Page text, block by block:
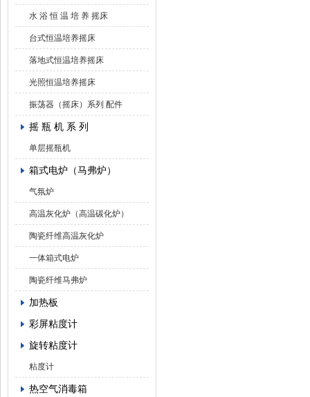
水 浴 恒 温 培 养 摇床
台式恒温培养摇床
落地式恒温培养摇床
光照恒温培养摇床
振荡器（摇床）系列 配件
摇 瓶 机 系 列
单层摇瓶机
箱式电炉（马弗炉）
气氛炉
高温灰化炉（高温碳化炉）
陶瓷纤维高温灰化炉
一体箱式电炉
陶瓷纤维马弗炉
加热板
彩屏粘度计
旋转粘度计
粘度计
热空气消毒箱